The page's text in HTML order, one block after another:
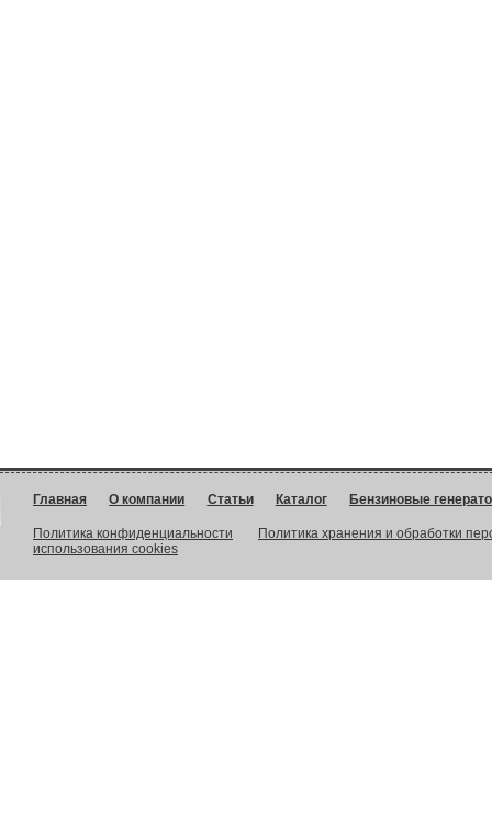
Главная О компании Статьи Каталог Бензиновые
Политика конфиденциальности
Политика хранения и обработки
использования cookies